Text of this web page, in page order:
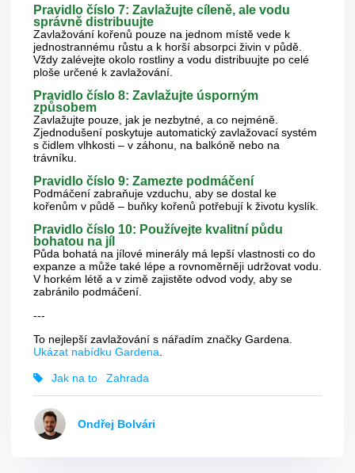
Pravidlo číslo 7: Zavlažujte cíleně, ale vodu
správně distribuujte
Zavlažování kořenů pouze na jednom místě vede k
jednostrannému růstu a k horší absorpci živin v půdě.
Vždy zalévejte okolo rostliny a vodu distribuujte po celé
ploše určené k zavlažování.
Pravidlo číslo 8: Zavlažujte úsporným
způsobem
Zavlažujte pouze, jak je nezbytné, a co nejméně.
Zjednodušení poskytuje automatický zavlažovací systém
s čidlem vlhkosti – v záhonu, na balkóně nebo na
trávníku.
Pravidlo číslo 9: Zamezte podmáčení
Podmáčení zabraňuje vzduchu, aby se dostal ke
kořenům v půdě – buňky kořenů potřebují k životu kyslík.
Pravidlo číslo 10: Používejte kvalitní půdu
bohatou na jíl
Půda bohatá na jílové minerály má lepší vlastnosti co do
expanze a může také lépe a rovnoměrněji udržovat vodu.
V horkém létě a v zimě zajistěte odvod vody, aby se
zabránilo podmáčení.
---
To nejlepší zavlažování s nářadím značky Gardena.
Ukázat nabídku Gardena
Jak na to Zahrada
Ondřej Bolvári